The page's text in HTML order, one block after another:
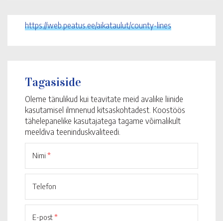
https://web.peatus.ee/aikataulut/county-lines
Tagasiside
Oleme tänulikud kui teavitate meid avalike liinide
kasutamisel ilmnenud kitsaskohtadest. Koostöös
tähelepanelike kasutajatega tagame võimalikult
meeldiva teeninduskvaliteedi.
Nimi *
Telefon
E-post*